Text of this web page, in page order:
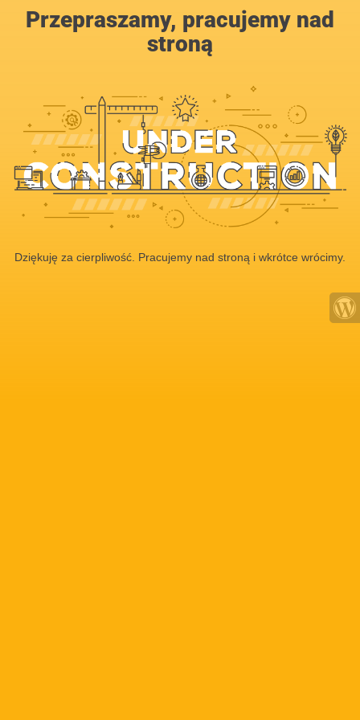
Przepraszamy, pracujemy nad
stroną
Dziękuję za cierpliwość. Pracujemy nad stroną i wkrótce wrócimy.